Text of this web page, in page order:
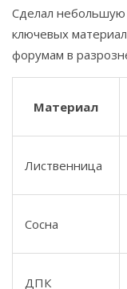
Сделал небольшую
ключевых
форумам в
Материал
Лиственница
Сосна
ДПК